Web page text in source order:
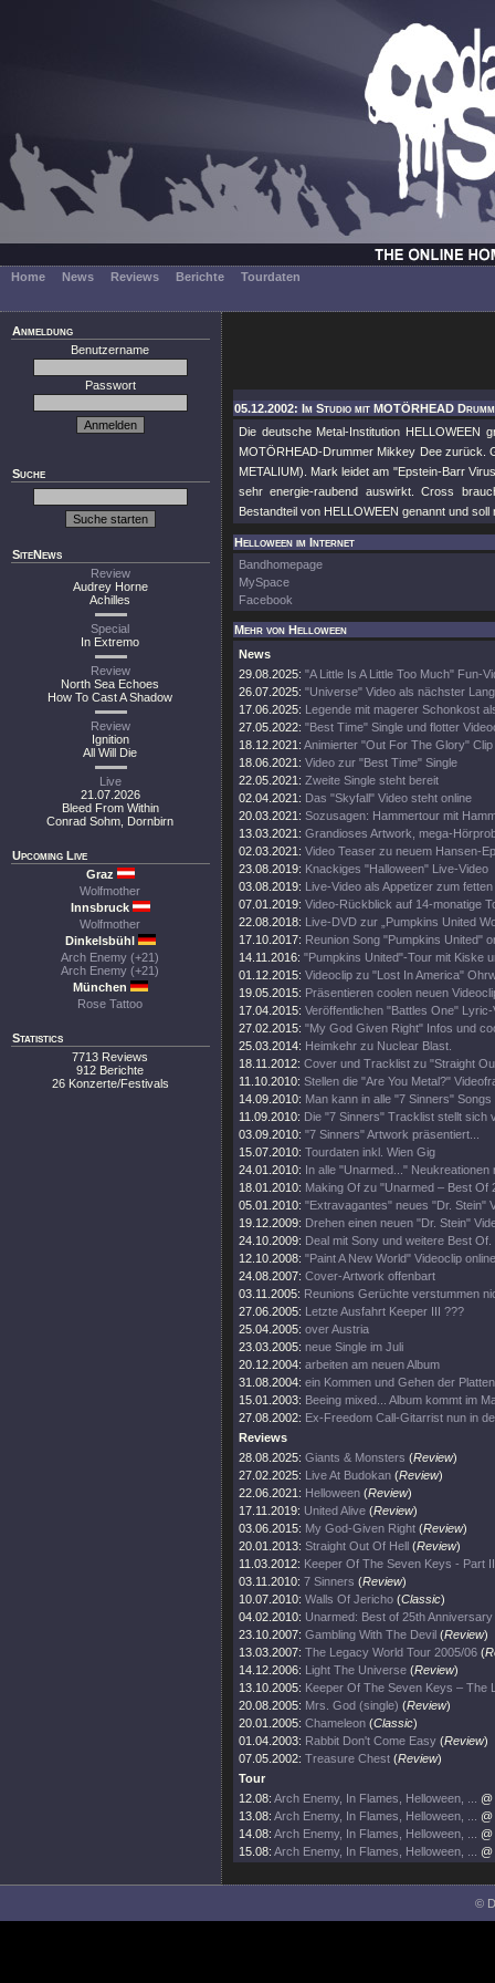
Home News Reviews Berichte Tourdaten
Anmeldung
Benutzername
Passwort
Suche
SiteNews
Review
Audrey Horne
Achilles
Special
In Extremo
Review
North Sea Echoes
How To Cast A Shadow
Review
Ignition
All Will Die
Live
21.07.2026
Bleed From Within
Conrad Sohm, Dornbirn
Upcoming Live
Graz
Wolfmother
Innsbruck
Wolfmother
Dinkelsbühl
Arch Enemy (+21)
Arch Enemy (+21)
München
Rose Tattoo
Statistics
7713 Reviews
912 Berichte
26 Konzerte/Festivals
05.12.2002: Im Studio mit MOTÖRHEAD
Die deutsche Metal-Institution HELLOWEEN
MOTÖRHEAD-Drummer Mikkey Dee zurück.
METALIUM). Mark leidet am "Epstein-Barr
sehr energie-raubend auswirkt. Cross
Bestandteil von HELLOWEEN genannt und
Helloween im Internet
Bandhomepage
MySpace
Facebook
Mehr von Helloween
News
29.08.2025: "A Little Is A Little Too Much" Fun-
26.07.2025: "Universe" Video als nächster
17.06.2025: Legende mit magerer Schonkost
27.05.2022: "Best Time" Single und flotter
18.12.2021: Animierter "Out For The Glory" Clip
18.06.2021: Video zur "Best Time" Single
22.05.2021: Zweite Single steht bereit
02.04.2021: Das "Skyfall" Video steht online
20.03.2021: Sozusagen: Hammertour mit
13.03.2021: Grandioses Artwork, mega-
02.03.2021: Video Teaser zu neuem Hansen-
23.08.2019: Knackiges "Halloween" Live-Video
03.08.2019: Live-Video als Appetizer zum
07.01.2019: Video-Rückblick auf 14-monatige
22.08.2018: Live-DVD zur „Pumpkins United
17.10.2017: Reunion Song "Pumpkins United"
14.11.2016: "Pumpkins United"-Tour mit Kiske
01.12.2015: Videoclip zu "Lost In America"
19.05.2015: Präsentieren coolen neuen
17.04.2015: Veröffentlichen "Battles One" Lyric-
27.02.2015: "My God Given Right" Infos und
25.03.2014: Heimkehr zu Nuclear Blast.
18.11.2012: Cover und Tracklist zu "Straight
11.10.2010: Stellen die "Are You Metal?"
14.09.2010: Man kann in alle "7 Sinners"
11.09.2010: Die "7 Sinners" Tracklist stellt sich
03.09.2010: "7 Sinners" Artwork präsentiert...
15.07.2010: Tourdaten inkl. Wien Gig
24.01.2010: In alle "Unarmed..." Neukreationen
18.01.2010: Making Of zu "Unarmed – Best Of
05.01.2010: "Extravagantes" neues "Dr. Stein"
19.12.2009: Drehen einen neuen "Dr. Stein"
24.10.2009: Deal mit Sony und weitere Best Of.
12.10.2008: "Paint A New World" Videoclip
24.08.2007: Cover-Artwork offenbart
03.11.2005: Reunions Gerüchte verstummen
27.06.2005: Letzte Ausfahrt Keeper III ???
25.04.2005: over Austria
23.03.2005: neue Single im Juli
20.12.2004: arbeiten am neuen Album
31.08.2004: ein Kommen und Gehen der
15.01.2003: Beeing mixed... Album kommt im
27.08.2002: Ex-Freedom Call-Gitarrist nun in
Reviews
28.08.2025: Giants & Monsters (Review)
27.02.2025: Live At Budokan (Review)
22.06.2021: Helloween (Review)
17.11.2019: United Alive (Review)
03.06.2015: My God-Given Right (Review)
20.01.2013: Straight Out Of Hell (Review)
11.03.2012: Keeper Of The Seven Keys - Part II
03.11.2010: 7 Sinners (Review)
10.07.2010: Walls Of Jericho (Classic)
04.02.2010: Unarmed: Best of 25th Anniversary
23.10.2007: Gambling With The Devil (Review)
13.03.2007: The Legacy World Tour 2005/06 (
14.12.2006: Light The Universe (Review)
13.10.2005: Keeper Of The Seven Keys – The
20.08.2005: Mrs. God (single) (Review)
20.01.2005: Chameleon (Classic)
01.04.2003: Rabbit Don't Come Easy (Review)
07.05.2002: Treasure Chest (Review)
Tour
12.08: Arch Enemy, In Flames, Helloween, ...
13.08: Arch Enemy, In Flames, Helloween, ...
14.08: Arch Enemy, In Flames, Helloween, ...
15.08: Arch Enemy, In Flames, Helloween, ...
©